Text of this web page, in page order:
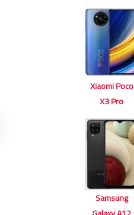
Xiaomi Poco
X3 Pro
Samsung